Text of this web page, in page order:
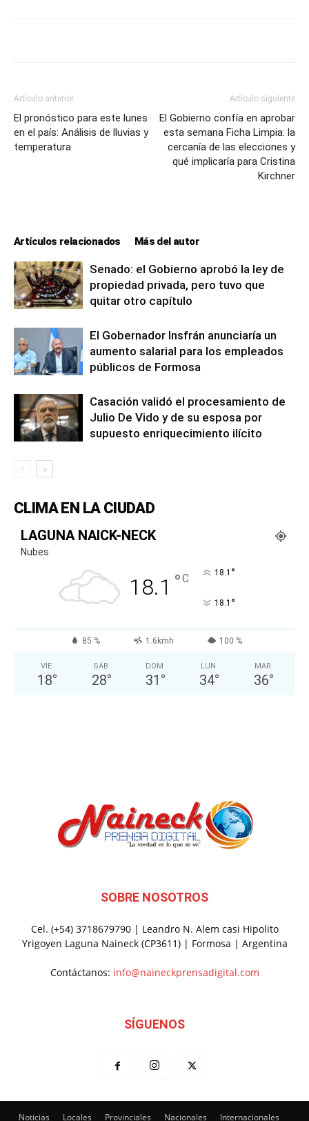
Artículo anterior
El pronóstico para este lunes
en el país: Análisis de lluvias y
temperatura
Artículo siguiente
El Gobierno confía en aprobar
esta semana Ficha Limpia: la
cercanía de las elecciones y
qué implicaría para Cristina
Kirchner
Artículos relacionados Más del autor
Senado: el Gobierno aprobó la ley de
propiedad privada, pero tuvo que
quitar otro capítulo
El Gobernador Insfrán anunciaría un
aumento salarial para los empleados
públicos de Formosa
Casación validó el procesamiento de
Julio De Vido y de su esposa por
supuesto enriquecimiento ilícito
CLIMA EN LA CIUDAD
LAGUNA NAICK-NECK
Nubes
18.1 °C 18.1 °
18.1 °
85 % 1.6kmh 100 %
VIE
18°
SÁB
28°
DOM
31 °
LUN
34°
MAR
36°
SOBRE NOSOTROS
Cel. (+54) 3718679790 | Leandro N. Alem casi Hipolito
Yrigoyen Laguna Naineck (CP3611) | Formosa | Argentina
Contáctanos: info@naineckprensadigital.com
SÍGUENOS
Noticias Locales Provinciales Nacionales Internacionales